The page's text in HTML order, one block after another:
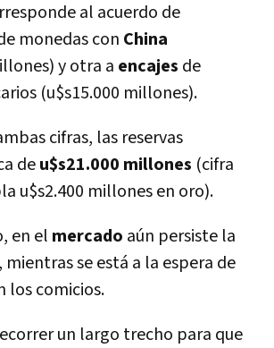
al acuerdo de
monedas con China
y otra a encajes de
(u$s15.000 millones).
cifras, las reservas
deu$s21.000 millones (cifra
u$s2.400 millones en oro).
en el mercado aún persiste la
, mientras se está a la espera de
los comicios.
un largo trecho para que